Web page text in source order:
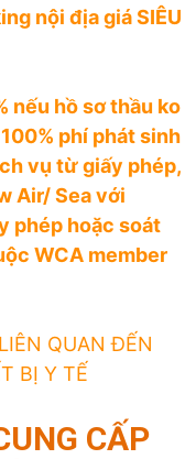
nội địa giá SIÊU
nếu hồ sơ thầu ko
phí phát sinh
vụ từ giấy phép,
Air/ Sea với
phép hoặc soát
WCA member
QUAN ĐẾN
BỊ Y TẾ
CẤP